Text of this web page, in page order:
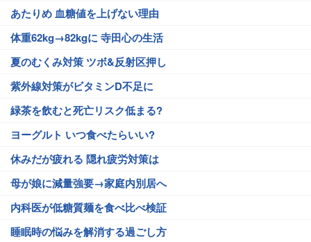
あたりめ 血糖値を上げない理由
体重62kg→82kgに 寺田心の生活
夏のむくみ対策 ツボ&反射区押し
紫外線対策がビタミンD不足に
緑茶を飲むと死亡リスク低まる?
ヨーグルト いつ食べたらいい?
休みだが疲れる 隠れ疲労対策は
母が娘に減量強要→家庭内別居へ
内科医が低糖質麺を食べ比べ検証
睡眠時の悩みを解消する過ごし方